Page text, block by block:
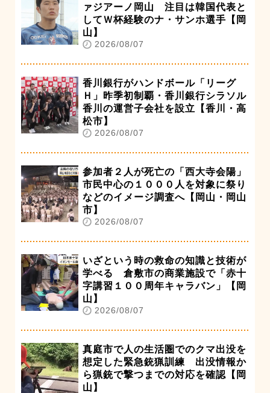
ァジアーノ岡山 注目は韓国代表と
してＷ杯経験のナ・サンホ選手【岡
山】
2026/08/07
香川銀行がハンドボール「リーグ
Ｈ」昨季初制覇・香川銀行シラソル
香川の運営子会社を設立【香川・高
松市】
2026/08/07
参加者２人が死亡の「西大寺会陽」
市民中心の１０００人を対象に祭り
などのイメージ調査へ【岡山・岡山
市】
2026/08/07
いざという時の救命の知識と技術が
学べる 倉敷市の商業施設で「赤十
字講習１００周年キャラバン」【岡
山】
2026/08/07
真庭市で人の生活圏でのクマ出没を
想定した緊急銃猟訓練 出没情報か
ら猟銃で撃つまでの対応を確認【岡
山】